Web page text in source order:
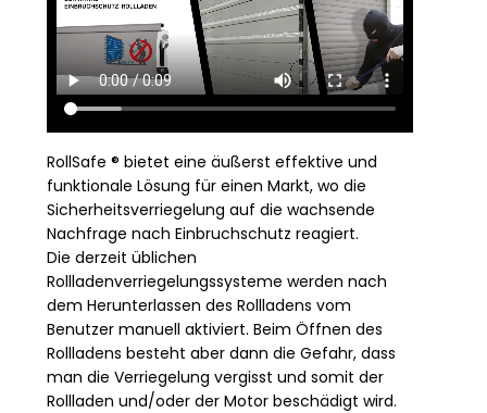
RollSafe ® bietet eine äußerst effektive und
funktionale Lösung für einen Markt, wo die
Sicherheitsverriegelung auf die wachsende
Nachfrage nach Einbruchschutz reagiert.
Die derzeit üblichen
Rollladenverriegelungssysteme werden nach
dem Herunterlassen des Rollladens vom
Benutzer manuell aktiviert. Beim Öffnen des
Rollladens besteht aber dann die Gefahr, dass
man die Verriegelung vergisst und somit der
Rollladen und/oder der Motor beschädigt wird.